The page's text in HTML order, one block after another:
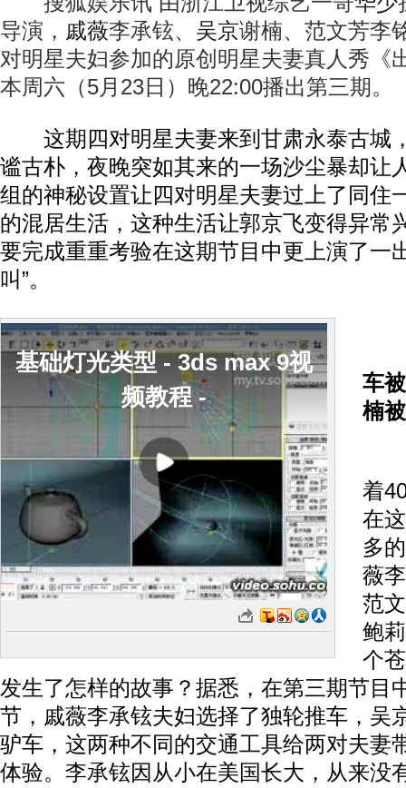
导演， 戚薇李承铉、 吴京谢楠、范文芳李
对明星夫妇参加的原创明星夫妻真人秀《
本周六（5月23日）晚22:00播出第三期。
这期四对明星夫妻来到甘肃永泰古城
谧古朴，夜晚突如其来的一场沙尘暴却让
组的神秘设置让四对明星夫妻过上了同住
的混居生活，这种生活让郭京飞变得异常
要完成重重考验在这期节目中更上演了一
叫”。
基础灯光类型 - 3ds max 9视
频教程 -
车
楠
着
在
多
薇
范
鲍
个
发生了怎样的故事？据悉，在第三期节目
节，戚薇李承铉夫妇选择了独轮推车，吴
驴车，这两种不同的交通工具给两对夫妻
体验。李承铉因从小在美国长大，从来没